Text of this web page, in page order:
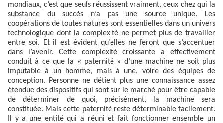
mondiaux, c’est que seuls réussissent vraiment, ceux chez qui la
substance du succès n’a pas une source unique. Les
coopérations de toutes natures sont essentielles dans un univers
technologique dont la complexité ne permet plus de travailler
entre soi. Et il est évident qu’elles ne feront que s’accentuer
dans l’avenir. Cette complexité croissante a effectivement
conduit à ce que la « paternité » d’une machine ne soit plus
imputable à un homme, mais à une, voire des équipes de
conception. Personne ne détient plus une connaissance assez
étendue des dispositifs qui sont sur le marché pour être capable
de déterminer de quoi, précisément, la machine sera
constituée. Mais cette paternité reste déterminable facilement.
Il y a une entité qui a réuni et fait fonctionner ensemble un